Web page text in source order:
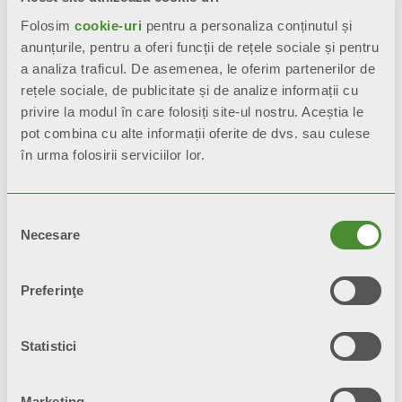
Folosim cookie-uri pentru a personaliza conținutul și
anunțurile, pentru a oferi funcții de rețele sociale și pentru
a analiza traficul. De asemenea, le oferim partenerilor de
rețele sociale, de publicitate și de analize informații cu
privire la modul în care folosiți site-ul nostru. Aceștia le
pot combina cu alte informații oferite de dvs. sau culese
în urma folosirii serviciilor lor.
consimțământului
Necesare
Preferinţe
Statistici
cerințele fiecărui spațiu
GAMĂ LARGĂ
FUNCȚIONALITĂȚI
temperaturii
datorită numeroaselor
Control de la distanță, Funcție de